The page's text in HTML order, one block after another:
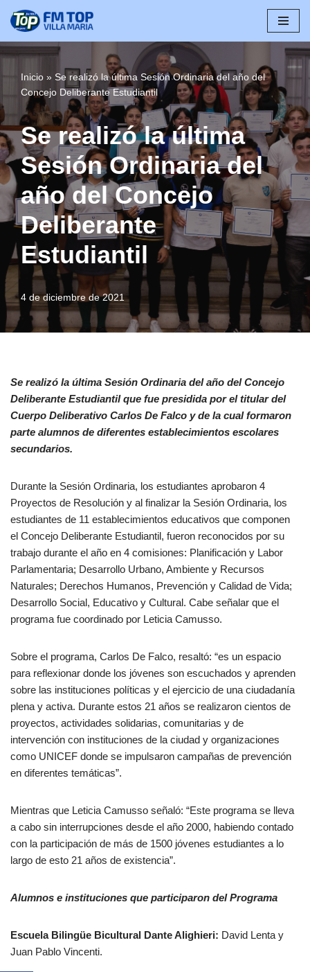
al
Inicio » Se realizó la última Sesión Ordinaria del año del
Concejo Deliberante Estudiantil
Se realizó la última
Sesión Ordinaria del
año del Concejo
Deliberante
Estudiantil
4 de diciembre de 2021
Se realizó la última Sesión Ordinaria del año del Concejo
Deliberante Estudiantil que fue presidida por el titular del
Cuerpo Deliberativo Carlos De Falco y de la cual formaron
parte alumnos de diferentes establecimientos escolares
secundarios.
Durante la Sesión Ordinaria, los estudiantes aprobaron 4
Proyectos de Resolución y al finalizar la Sesión Ordinaria, los
estudiantes de 11 establecimientos educativos que componen
el Concejo Deliberante Estudiantil, fueron reconocidos por su
trabajo durante el año en 4 comisiones: Planificación y Labor
Parlamentaria; Desarrollo Urbano, Ambiente y Recursos
Naturales; Derechos Humanos, Prevención y Calidad de Vida;
Desarrollo Social, Educativo y Cultural. Cabe señalar que el
programa fue coordinado por Leticia Camusso.
Sobre el programa, Carlos De Falco, resaltó: “es un espacio
para reflexionar donde los jóvenes son escuchados y aprenden
sobre las instituciones políticas y el ejercicio de una ciudadanía
plena y activa. Durante estos 21 años se realizaron cientos de
proyectos, actividades solidarias, comunitarias y de
intervención con instituciones de la ciudad y organizaciones
como UNICEF donde se impulsaron campañas de prevención
en diferentes temáticas”.
Mientras que Leticia Camusso señaló: “Este programa se lleva
a cabo sin interrupciones desde el año 2000, habiendo contado
con la participación de más de 1500 jóvenes estudiantes a lo
largo de esto 21 años de existencia”.
Alumnos e instituciones que participaron del Programa
Escuela Bilingüe Bicultural Dante Alighieri: David Lenta y
Juan Pablo Vincenti.